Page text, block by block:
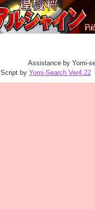
Assistance by Yomi-
Script by Yomi-Search Ver4.22